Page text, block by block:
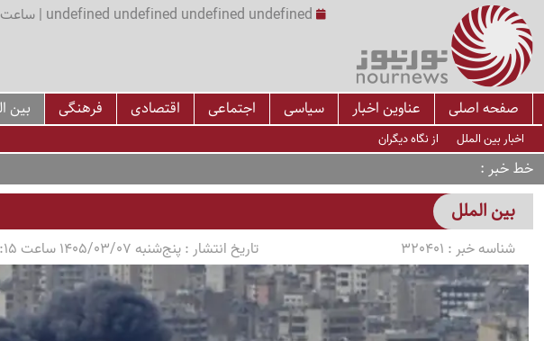
undefined undefined undefined undefined | ساعت undefined:undefined
صفحه اصلی عناوین اخبار سیاسی اجتماعی اقتصادی فرهنگی بین
اخبار بین الملل از نگاه دیگران
خط خبر
بین الملل
شناسه خبر : 320401 تاریخ انتشار :پنج‌شنبه 1405/03/07 ساعت 16:15